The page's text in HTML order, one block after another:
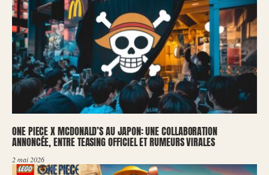
ONE PIECE X MCDONALD’S AU JAPON: UNE COLLABORATION
ANNONCÉE, ENTRE TEASING OFFICIEL ET RUMEURS VIRALES
2 mai 2026